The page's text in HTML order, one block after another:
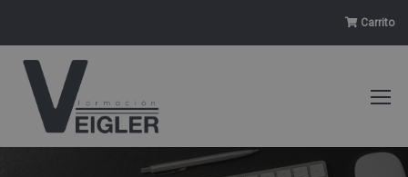
Carrito